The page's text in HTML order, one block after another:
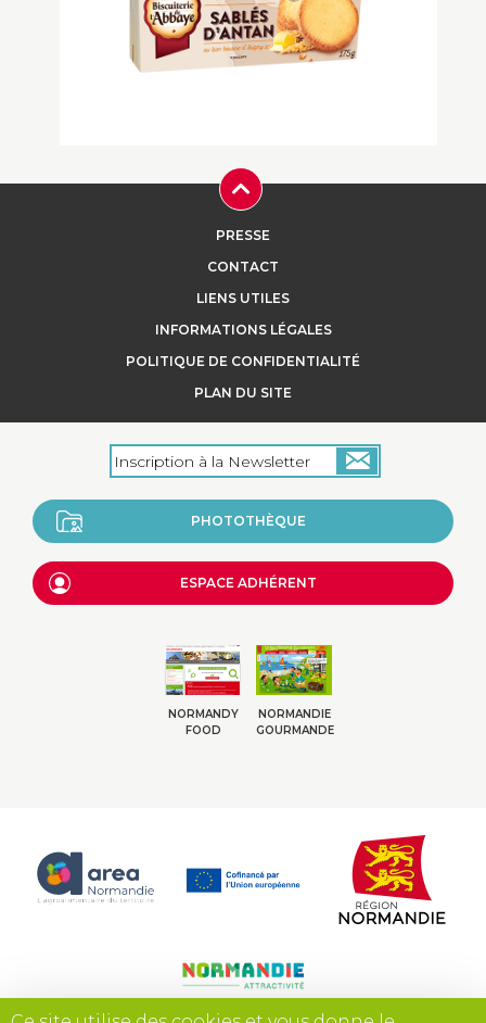
Les Sablés d’Antan
Dans les années 1940, Georges
LAUTOUR, boulanger à Lonlay l'Abbaye,
façonnait à la main Sablés ...
+
PRESSE
CONTACT
LIENS UTILES
INFORMATIONS LÉGALES
POLITIQUE DE CONFIDENTIALITÉ
PLAN DU SITE
PHOTOTHÈQUE
ESPACE ADHÉRENT
NORMANDY
FOOD
NORMANDIE
GOURMANDE